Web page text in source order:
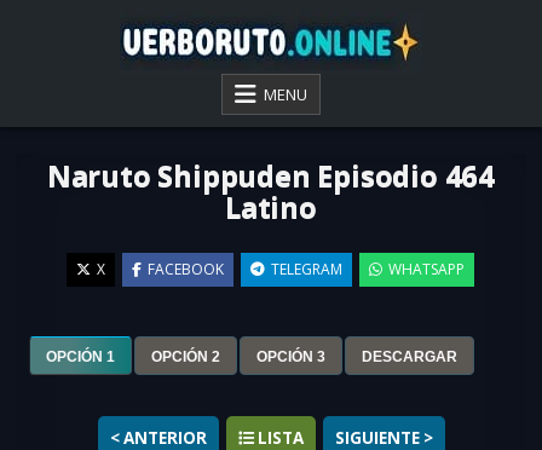
VER BORUTO ONLINE
MENU
Naruto Shippuden Episodio 464
Latino
X FACEBOOK TELEGRAM WHATSAPP
OPCIÓN 1 OPCIÓN 2 OPCIÓN 3 DESCARGAR
▶
< ANTERIOR LISTA SIGUIENTE >